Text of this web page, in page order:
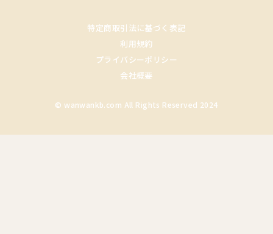
特定商取引法に基づく表記
利用規約
プライバシーポリシー
会社概要
© wanwankb.com All Rights Reserved 2024